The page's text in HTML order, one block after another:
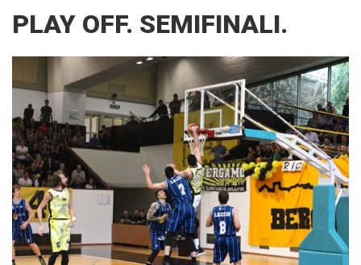
PLAY OFF. SEMIFINALI.